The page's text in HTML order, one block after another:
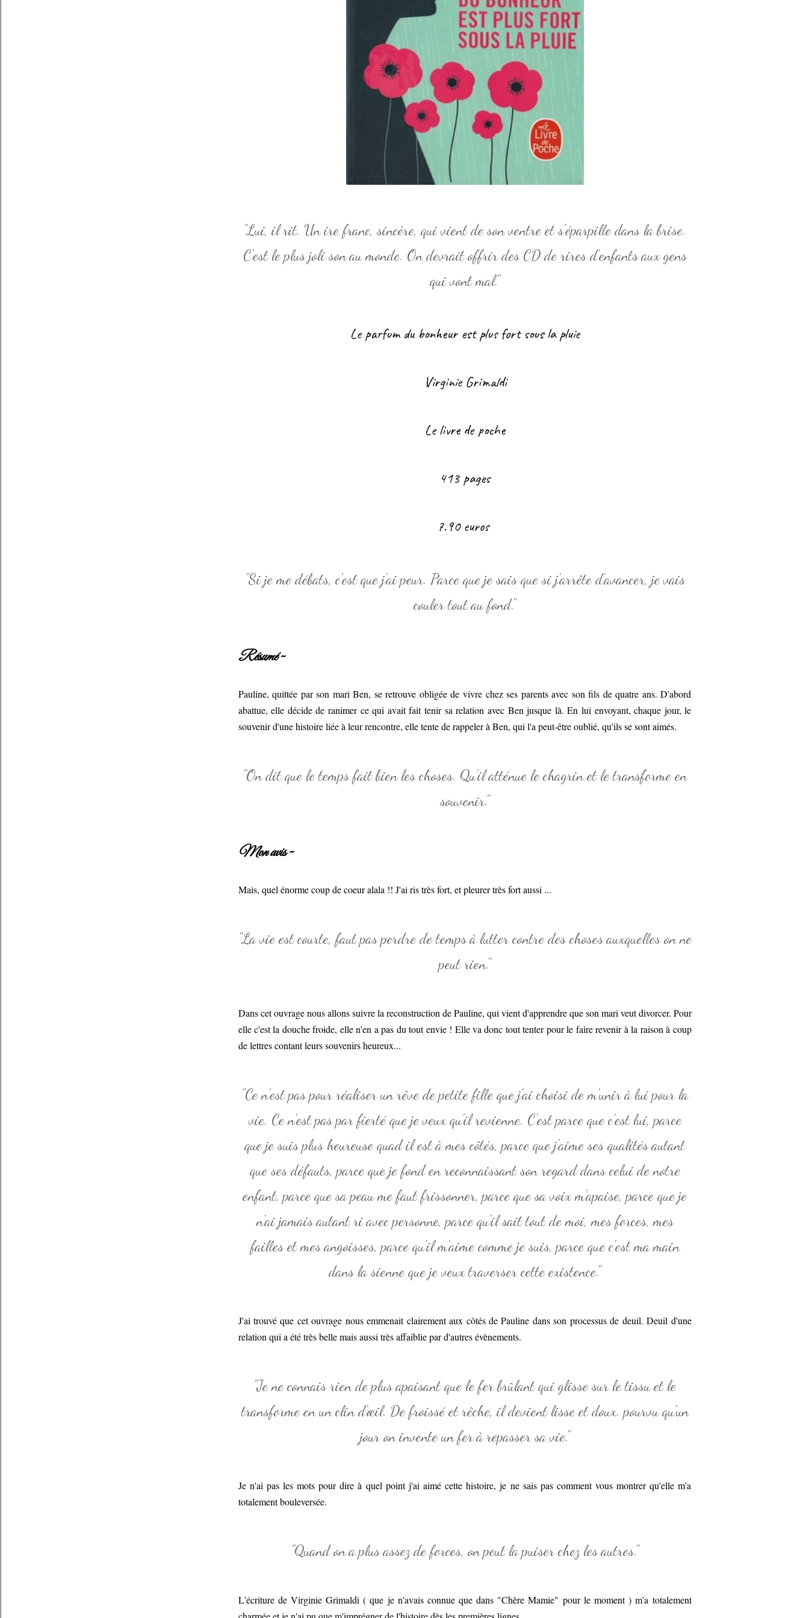
"Lui, il rit. Un ire franc, sincère, qui vient de son ventre et s'éparpille dans la brise.
C'est le plus joli son au monde. On devrait offrir des CD de rires d'enfants aux gens
qui vont mal."
Le parfum du bonheur est plus fort sous la pluie
Virginie Grimaldi
Le livre de poche
413 pages
7.90 euros
"Si je me débats, c'est que j'ai peur. Parce que je sais que si j'arrête d'avancer, je vais
couler tout au fond."
Résumé ~
Pauline, quittée par son mari Ben, se retrouve obligée de vivre chez ses parents avec son fils de quatre ans. D'abord
abattue, elle décide de ranimer ce qui avait fait tenir sa relation avec Ben jusque là. En lui envoyant, chaque jour, le
souvenir d'une histoire liée à leur rencontre, elle tente de rappeler à Ben, qui l'a peut-être oublié, qu'ils se sont aimés.
"On dit que le temps fait bien les choses. Qu'il atténue le chagrin et le transforme en
souvenir."
Mon avis ~
Mais, quel énorme coup de coeur alala !! J'ai ris très fort, et pleurer très fort aussi ...
"La vie est courte, faut pas perdre de temps à lutter contre des choses auxquelles on ne
peut rien."
Dans cet ouvrage nous allons suivre la reconstruction de Pauline, qui vient d'apprendre que son mari veut divorcer. Pour
elle c'est la douche froide, elle n'en a pas du tout envie ! Elle va donc tout tenter pour le faire revenir à la raison à coup
de lettres contant leurs souvenirs heureux...
"Ce n'est pas pour réaliser un rêve de petite fille que j'ai choisi de m'unir à lui pour la
vie. Ce n'est pas par fierté que je veux qu'il revienne. C'est parce que c'est lui, parce
que je suis plus heureuse quad il est à mes côtés, parce que j'aime ses qualités autant
que ses défauts, parce que je fond en reconnaissant son regard dans celui de notre
enfant, parce que sa peau me faut frissonner, parce que sa voix m'apaise, parce que je
n'ai jamais autant ri avec personne, parce qu'il sait tout de moi, mes forces, mes
failles et mes angoisses, parce qu'il m'aime comme je suis, parce que c'est ma main
dans la sienne que je veux traverser cette existence."
J'ai trouvé que cet ouvrage nous emmenait clairement aux côtés de Pauline dans son processus de deuil. Deuil d'une
relation qui a été très belle mais aussi très affaiblie par d'autres évènements.
"Je ne connais rien de plus apaisant que le fer brûlant qui glisse sur le tissu et le
transforme en un clin d'œil. De froissé et rêche, il devient lisse et doux. pourvu qu'un
jour on invente un fer à repasser sa vie."
Je n'ai pas les mots pour dire à quel point j'ai aimé cette histoire, je ne sais pas comment vous montrer qu'elle m'a
totalement bouleversée.
"Quand on a plus assez de forces, on peut la puiser chez les autres."
L'écriture de Virginie Grimaldi ( que je n'avais connue que dans "Chère Mamie" pour le moment ) m'a totalement